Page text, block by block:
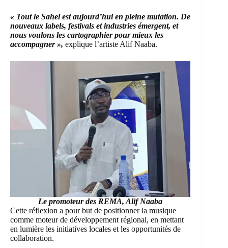
« Tout le Sahel est aujourd’hui en pleine mutation. De
nouveaux labels, festivals et industries émergent, et
nous voulons les cartographier pour mieux les
accompagner », explique l’artiste Alif Naaba.
Le promoteur des REMA, Alif Naaba
Cette réflexion a pour but de positionner la musique
comme moteur de développement régional, en mettant
en lumière les initiatives locales et les opportunités de
collaboration.